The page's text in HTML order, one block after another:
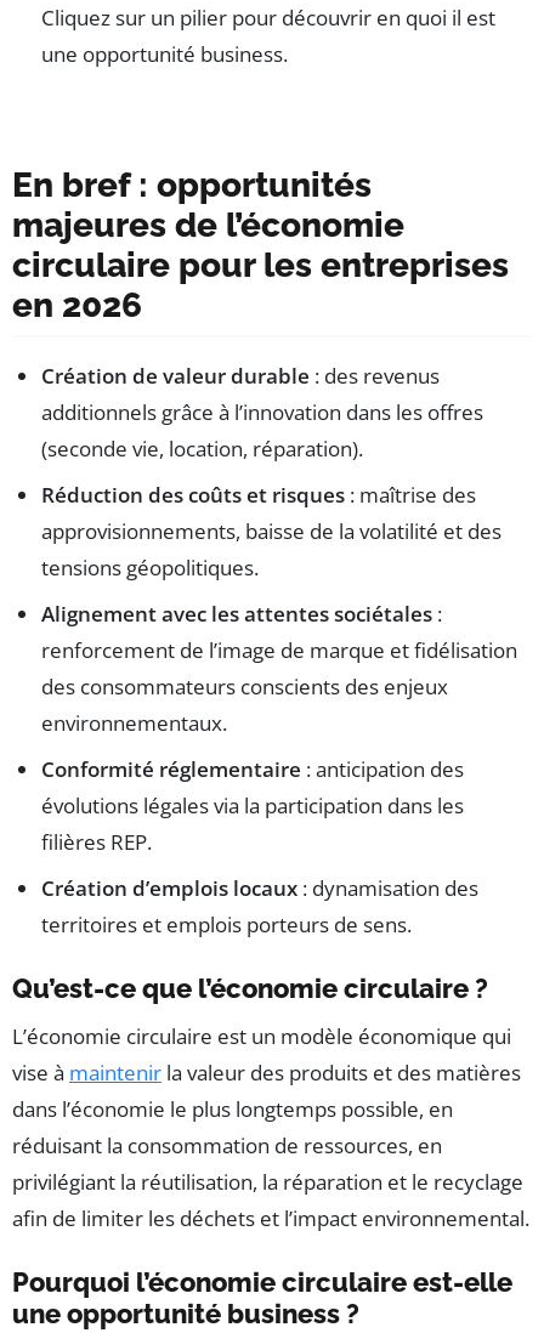
Cliquez sur un pilier pour découvrir en quoi il est
une opportunité business.
En bref : opportunités
majeures de l’économie
circulaire pour les entreprises
en 2026
Création de valeur durable : des revenus
additionnels grâce à l’innovation dans les offres
(seconde vie, location, réparation).
Réduction des coûts et risques : maîtrise des
approvisionnements, baisse de la volatilité et des
tensions géopolitiques.
Alignement avec les attentes sociétales :
renforcement de l’image de marque et fidélisation
des consommateurs conscients des enjeux
environnementaux.
Conformité réglementaire : anticipation des
évolutions légales via la participation dans les
filières REP.
Création d’emplois locaux : dynamisation des
territoires et emplois porteurs de sens.
Qu’est-ce que l’économie circulaire ?
L’économie circulaire est un modèle économique qui
vise à maintenir la valeur des produits et des matières
dans l’économie le plus longtemps possible, en
réduisant la consommation de ressources, en
privilégiant la réutilisation, la réparation et le recyclage
afin de limiter les déchets et l’impact environnemental.
Pourquoi l’économie circulaire est-elle
une opportunité business ?